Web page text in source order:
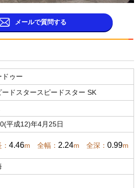
メールで質問する
ドゥー
ードスタースピードスター SK
平成12)年4月25日
4.46m 全幅： 2.24m 全深： 0.99m